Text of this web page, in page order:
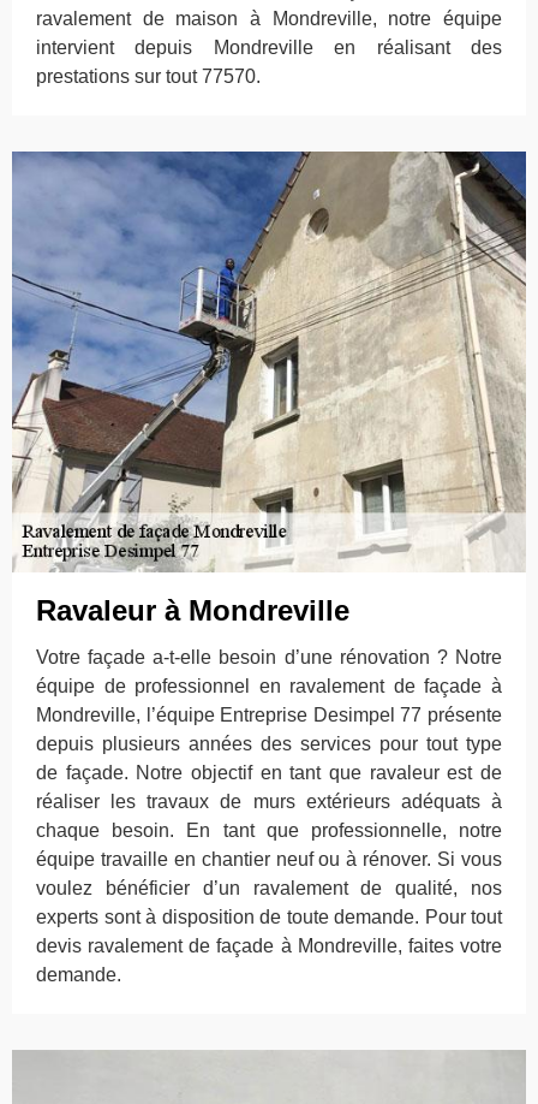
ravalement de maison à Mondreville, notre équipe
intervient depuis Mondreville en réalisant des
prestations sur tout 77570.
Ravaleur à Mondreville
Votre façade a-t-elle besoin d’une rénovation ? Notre
équipe de professionnel en ravalement de façade à
Mondreville, l’équipe Entreprise Desimpel 77 présente
depuis plusieurs années des services pour tout type
de façade. Notre objectif en tant que ravaleur est de
réaliser les travaux de murs extérieurs adéquats à
chaque besoin. En tant que professionnelle, notre
équipe travaille en chantier neuf ou à rénover. Si vous
voulez bénéficier d’un ravalement de qualité, nos
experts sont à disposition de toute demande. Pour tout
devis ravalement de façade à Mondreville, faites votre
demande.